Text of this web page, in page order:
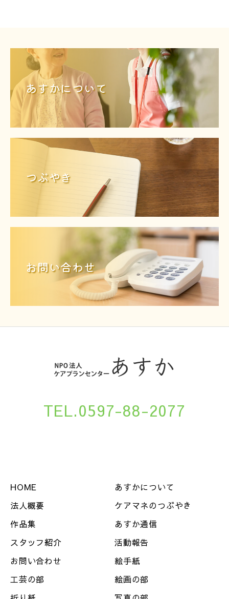
あすかについて
つぶやき
お問い合わせ
TEL.0597-88-2077
HOME
あすかについて
法人概要
ケアマネのつぶやき
作品集
あすか通信
スタッフ紹介
活動報告
お問い合わせ
絵手紙
工芸の部
絵画の部